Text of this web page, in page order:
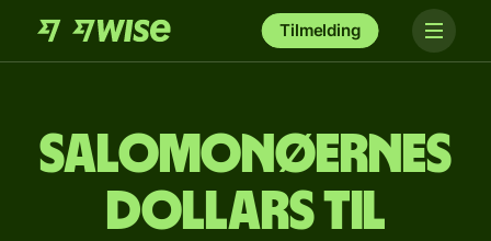
Tilmelding
Salomonøernes
dollars til